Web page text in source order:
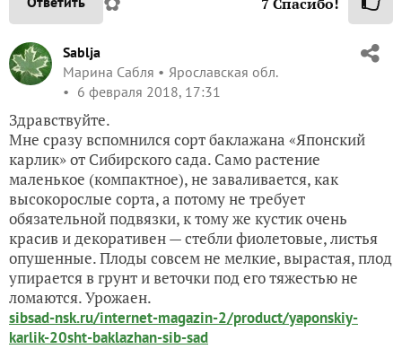
Sablja
Марина Сабля
Ярославская обл.
6 февраля 2018, 17:31
Здравствуйте.
Мне сразу вспомнился сорт баклажана «Японский
карлик» от Сибирского сада. Само растение
маленькое (компактное), не заваливается, как
высокорослые сорта, а потому не требует
обязательной подвязки, к тому же кустик очень
красив и декоративен — стебли фиолетовые, листья
опушенные. Плоды совсем не мелкие, вырастая, плод
упирается в грунт и веточки под его тяжестью не
ломаются. Урожаен.
sibsad-nsk.ru/internet-magazin-2/product/yaponskiy-
karlik-20sht-baklazhan-sib-sad